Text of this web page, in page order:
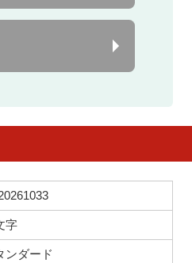
字
ンダード